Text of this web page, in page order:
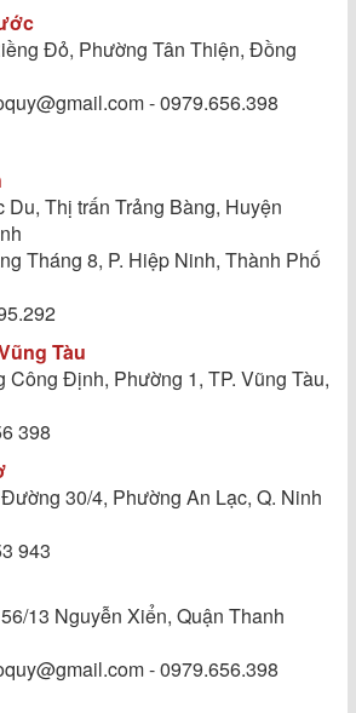
Đỏ, Phường Tân Thiện, Đồng
- 0979.656.398
Thị trấn Trảng Bàng, Huyện
Tháng 8, P. Hiệp Ninh, Thành Phố
Tàu
Định, Phường 1, TP. Vũng Tàu,
398
30/4, Phường An Lạc, Q. Ninh
943
13 Nguyễn Xiển, Quận Thanh
- 0979.656.398